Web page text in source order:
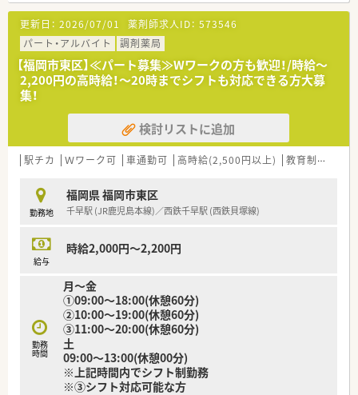
を支えることに強いやりがいを感じる方が多く在籍していま
す。
■ゼロから人間関係を構築していくので人間関係での悩みが少
ない環境です。
■調剤、OTC業務のどちらにも関わる事ができる職場です。
更新日： 2026/07/01 薬剤師求人ID： 573546
パート・アルバイト
調剤薬局
【福岡市東区】≪パート募集≫Wワークの方も歓迎！/時給～
2,200円の高時給！～20時までシフトも対応できる方大募
集！
検討リストに追加
駅チカ Ｗワーク可 車通勤可 高時給(2,500円以上) 教育制度あり
勤務地
福岡県 福岡市東区
千早駅 (JR鹿児島本線)／西鉄千早駅 (西鉄貝塚線)
給与
時給2,000円～2,200円
勤務
時間
月～金
①09:00～18:00(休憩60分)
②10:00～19:00(休憩60分)
③11:00～20:00(休憩60分)
土
09:00～13:00(休憩00分)
※上記時間内でシフト制勤務
※③シフト対応可能な方